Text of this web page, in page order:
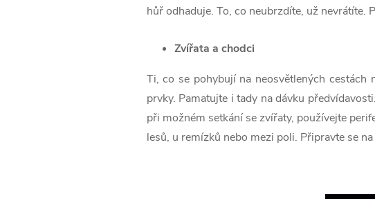
hůř odhaduje. To, co neubrzdíte, už nevrátíte.
Zvířata a chodci
Ti, co se pohybují na neosvětlených
prvky. Pamatujte i tady na dávku
při možném setkání se zvířaty, používejte
lesů, u remízků nebo mezi poli. Připravte se